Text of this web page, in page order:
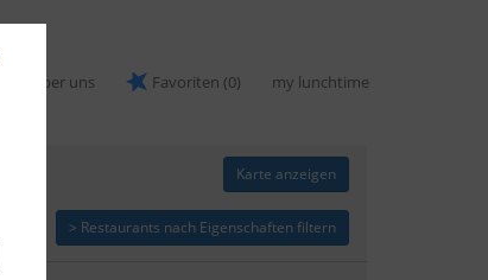
Über uns Favoriten (0)
my lunchtime
Karte anzeigen
> Restaurants nach Eigenschaften filtern